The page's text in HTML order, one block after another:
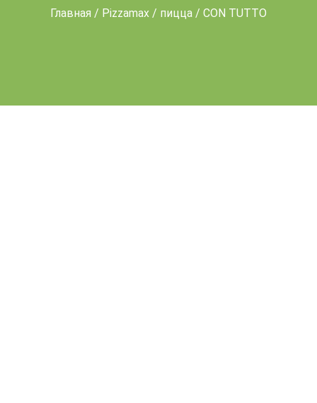
Главная / Pizzamax / пицца / CON TUTTO